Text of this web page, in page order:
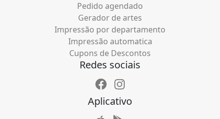
Pedido agendado
Gerador de artes
Impressão por departamento
Impressão automatica
Cupons de Descontos
Redes sociais
Aplicativo